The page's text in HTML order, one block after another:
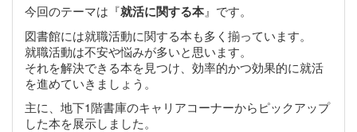
今回のテーマは『就活に関する本』です。
図書館には就職活動に関する本も多く揃っています。
就職活動は不安や悩みが多いと思います。
それを解決できる本を見つけ、効率的かつ効果的に就活
を進めていきましょう。
主に、地下1階書庫のキャリアコーナーからピックアップ
した本を展示しました。